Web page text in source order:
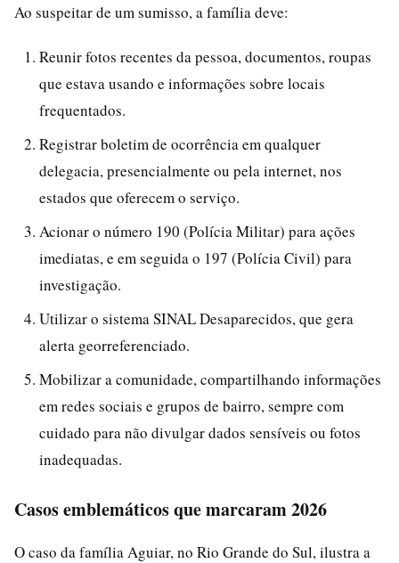
Ao suspeitar de um sumisso, a família deve:
Reunir fotos recentes da pessoa, documentos, roupas
que estava usando e informações sobre locais
frequentados.
Registrar boletim de ocorrência em qualquer
delegacia, presencialmente ou pela internet, nos
estados que oferecem o serviço.
Acionar o número 190 (Polícia Militar) para ações
imediatas, e em seguida o 197 (Polícia Civil) para
investigação.
Utilizar o sistema SINAL Desaparecidos, que gera
alerta georreferenciado.
Mobilizar a comunidade, compartilhando informações
em redes sociais e grupos de bairro, sempre com
cuidado para não divulgar dados sensíveis ou fotos
inadequadas.
Casos emblemáticos que marcaram 2026
O caso da família Aguiar, no Rio Grande do Sul, ilustra a